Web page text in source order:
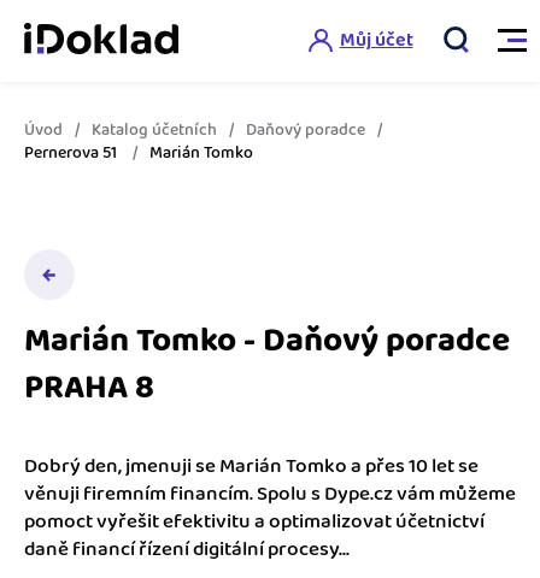
Vlastnosti
Správa kontaktů
Hlídání cashflow
Spolupráce s účetní
Propojení na další systémy
Spřátelené účetní
Nápověda
Jak začít podnikat
Jak se vyznat ve fakturaci
Šablony faktur
Šablona pro plátce DPH
Šablona pro neplátce DPH
Registrovat ZDARMA
Můj účet
Úvod Katalog účetních
Daňový poradce
Pernerova 51
Marián Tomko
Marián Tomko - Daňový poradce
PRAHA 8
Dobrý den, jmenuji se Marián Tomko a přes 10 let se
věnuji firemním financím. Spolu s Dype.cz vám můžeme
pomoct vyřešit efektivitu a optimalizovat účetnictví
daně financí řízení digitální procesy...